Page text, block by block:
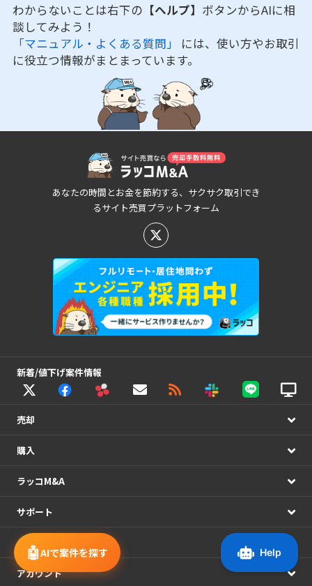
🤖AIで案件を探す
わからないことは右下の 【ヘルプ】 ボタンからAIに相
談してみよう！
「マニュアル・よくある質問」 には、使い方やお取引
に役立つ情報がまとまっています。
あなたの時間とお金を節約する、サクサク取引でき
るサイト売買プラットフォーム
新着/値下げ案件情報
売却
購入
ラッコM&A
サポート
システム連携
アカウント